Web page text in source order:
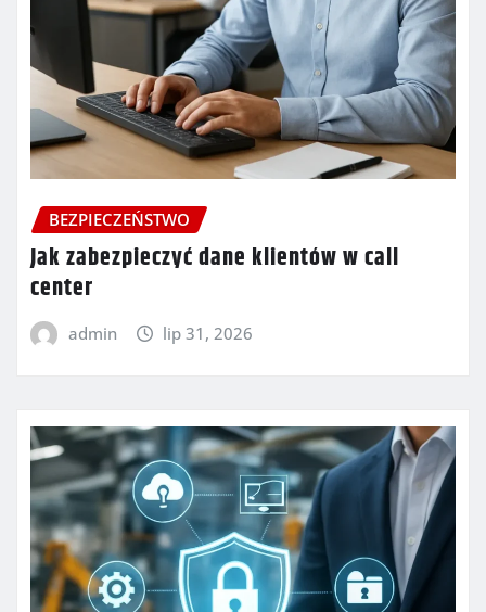
BEZPIECZEŃSTWO
Jak zabezpieczyć dane klientów w call
center
admin lip 31, 2026